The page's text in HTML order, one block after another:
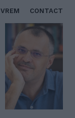
CONTACT